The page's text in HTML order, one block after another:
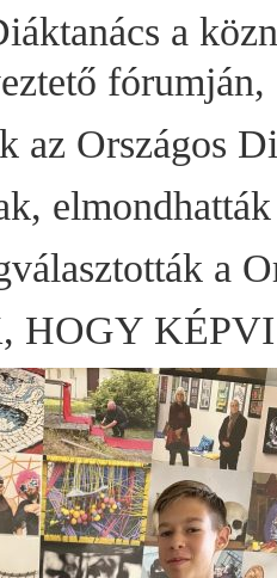
a
fórumján,
az Országos
a
HOGY